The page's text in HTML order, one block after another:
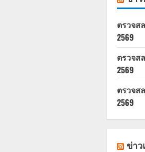
ตรวจส
2569
ตรวจส
2569
ตรวจส
2569
ข่าว